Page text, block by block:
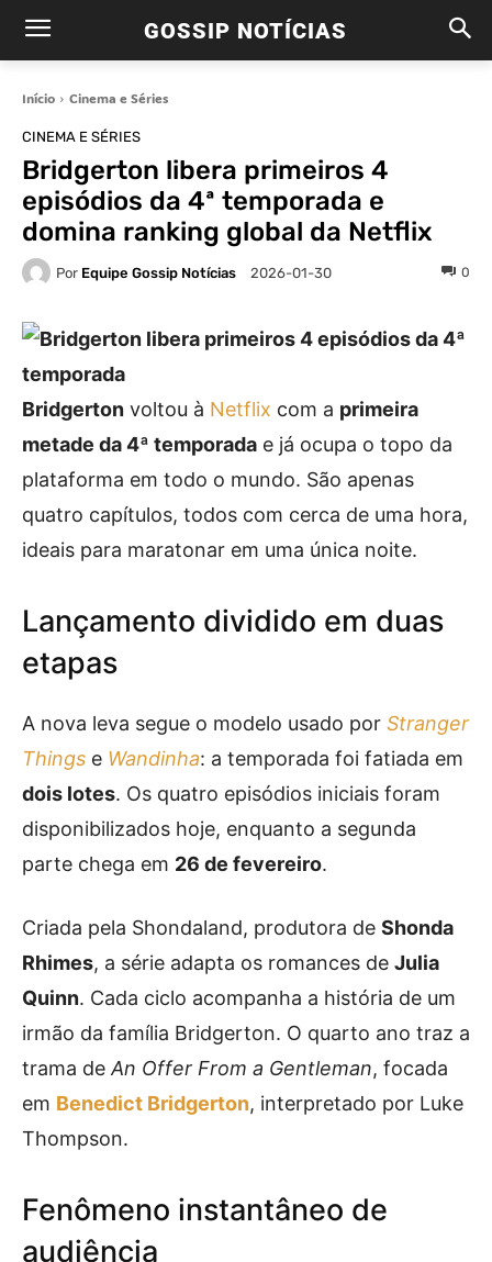
GOSSIP NOTÍCIAS
Início Cinema e Séries
CINEMA E SÉRIES
Bridgerton libera primeiros 4
episódios da 4ª temporada e
domina ranking global da Netflix
Por Equipe Gossip Notícias 2026-01-30 0
Bridgerton voltou à Netflix com a primeira
metade da 4ª temporada e já ocupa o topo da
plataforma em todo o mundo. São apenas
quatro capítulos, todos com cerca de uma hora,
ideais para maratonar em uma única noite.
Lançamento dividido em duas
etapas
A nova leva segue o modelo usado por Stranger
Things e Wandinha: a temporada foi fatiada em
dois lotes. Os quatro episódios iniciais foram
disponibilizados hoje, enquanto a segunda
parte chega em 26 de fevereiro.
Criada pela Shondaland, produtora de Shonda
Rhimes, a série adapta os romances de Julia
Quinn. Cada ciclo acompanha a história de um
irmão da família Bridgerton. O quarto ano traz a
trama de An Offer From a Gentleman, focada
em Benedict Bridgerton, interpretado por Luke
Thompson.
Fenômeno instantâneo de
audiência